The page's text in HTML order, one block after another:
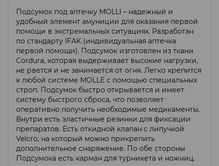
Подсумок под аптечку MOLLI – надежный и
удобный элемент амуниции для оказания первой
помощи в экстремальных ситуациях. Разработан
по стандарту IFAK (индивидуальная аптечка
первой помощи). Подсумок изготовлен из ткани
Cordura, которая выдерживает высокие нагрузки,
не рвется и не занимается от огня. Легко крепится
к любой системе MOLLE с помощью специальных
строп. Подсумок быстро открывается и имеет
систему быстрого сброса, что позволяет
оперативно получить необходимые медикаменты.
Внутри есть эластичные резинки для фиксации
препаратов. Есть откидной клапан с липучкой
Velcro, на который можно прикрепить
дополнительное снаряжение. По обе стороны
Подсумока есть карман для турникета и ножниц.